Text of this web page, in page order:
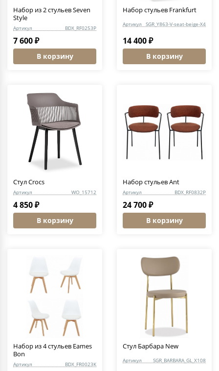
Набор из 2 стульев Seven
Style
Артикул BDX_RF0253P
7 600 ₽
В корзину
Набор стульев Frankfurt
Артикул SGR_Y863-V-seat-beige-X4
14 400 ₽
В корзину
Стул Crocs
Артикул WO_15712
4 850 ₽
В корзину
Набор стульев Ant
Артикул BDX_RF0832P
24 700 ₽
В корзину
Набор из 4 стульев Eames
Bon
Артикул BDX_FR0023K
Стул Барбара New
Артикул SGR_BARBARA_GL_X108